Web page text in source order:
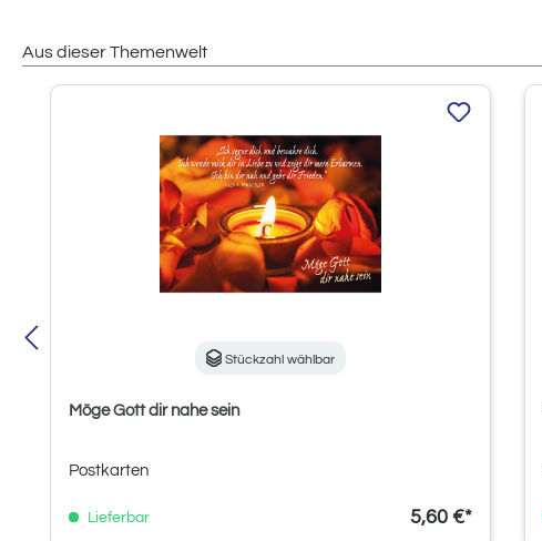
Aus dieser Themenwelt
Produktgalerie überspringen
Stückzahl wählbar
Möge Gott dir nahe sein
Postkarten
Lieferbar 5,60 €*